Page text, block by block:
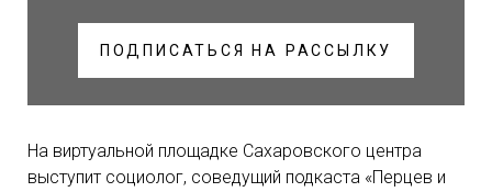
ПОДПИСАТЬСЯ НА РАССЫЛКУ
На виртуальной площадке Сахаровского центра
выступит социолог, соведущий подкаста «Перцев и